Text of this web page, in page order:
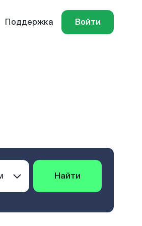
Поддержка Войти
Найти